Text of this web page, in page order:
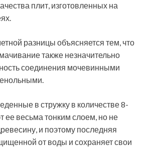
плит, изготовленных на
разницы объясняется тем, что
также незначительно
соединения мочевинными
в стружку в количестве 8-
ее весьма тонким слоем, но не
и поэтому последняя
от воды и сохраняет свои